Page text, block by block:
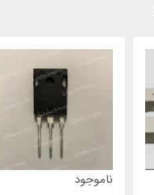
ناموجود